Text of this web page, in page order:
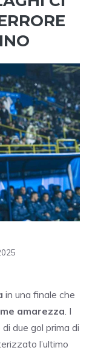
in una finale che
amarezza . I
due gol prima di
l’ultimo